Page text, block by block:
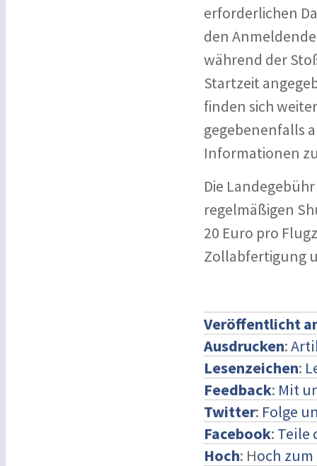
erforderlichen
den
während der
Startzeit
finden sich
gegebenenfalls
Informationen
Die
regelmäßigen
20 Euro pro
Zollabfertigung
Veröffentlicht
Ausdrucken:
Lesenzeichen:
Feedback: Mit
Twitter: Folge
Facebook: Teile
Hoch: Hoch